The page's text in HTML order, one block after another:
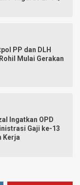
PP dan DLH
Mulai Gerakan
Ingatkan OPD
Gaji ke-13
Kerja